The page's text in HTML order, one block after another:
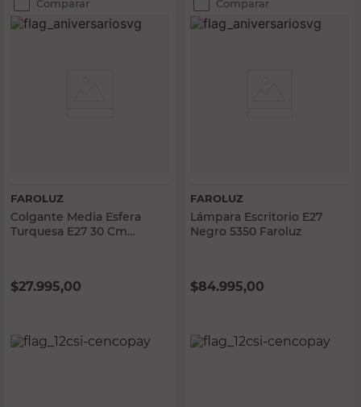
Comparar
FAROLUZ
Colgante Media Esfera
Turquesa E27 30 Cm
$27.995,00
Comparar
FAROLUZ
Lámpara Escritorio E27
Negro 5350 Faroluz
$84.995,00